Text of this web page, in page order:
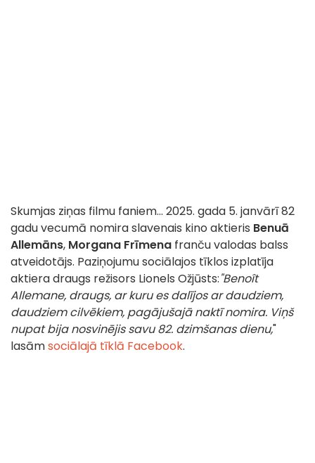
Skumjas ziņas filmu faniem... 2025. gada 5. janvārī 82
gadu vecumā nomira slavenais kino aktieris Benuā
Allemāns, Morgana Frīmena franču valodas balss
atveidotājs. Paziņojumu sociālajos tīklos izplatīja
aktiera draugs režisors Lionels Ožjūsts:"Benoît
Allemane, draugs, ar kuru es dalījos ar daudziem,
daudziem cilvēkiem, pagājušajā naktī nomira. Viņš
nupat bija nosvinējis savu 82. dzimšanas dienu,"
lasāmsociālajā tīklā Facebook.